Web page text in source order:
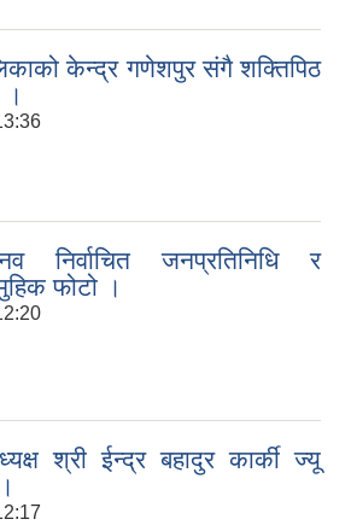
केन्द्र गणेशपुर संगै शक्तिपिठ
।
निर्वाचित जनप्रतिनिधि र
फोटो ।
श्री ईन्द्र बहादुर कार्की ज्यू